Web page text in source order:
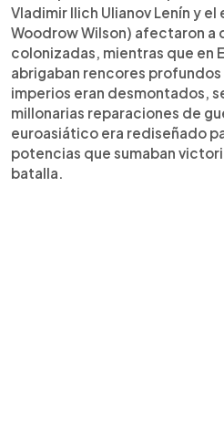
Vladimir Ilich Ulianov Lenín y
Woodrow Wilson) afectaron a
colonizadas, mientras que en
abrigaban rencores
imperios eran desmontados,
millonarias reparaciones de
euroasiático era rediseñado
potencias que sumaban
batalla.